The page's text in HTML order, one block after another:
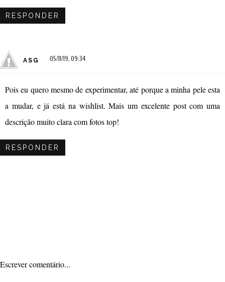
RESPONDER
ASG 05/11/19, 09:34
Pois eu quero mesmo de experimentar, até porque a minha pele esta
a mudar, e já está na wishlist. Mais um excelente post com uma
descrição muito clara com fotos top!
RESPONDER
Escrever comentário...